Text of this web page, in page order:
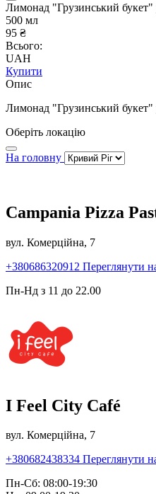
Лимонад "Грузинський букет"
500 мл
95 ₴
Всього:
UAH
Купити
Опис
Лимонад "Грузинський букет"
Оберіть локацію
На головну
Campania Pizza
вул. Комерційна, 7
+380686320912 Переглянути
Пн-Нд з 11 до 22.00
I Feel City Café
вул. Комерційна, 7
+380682438334 Переглянути
Пн-Сб: 08:00-19:30